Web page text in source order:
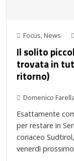
Focus News
Il solito
trovata in
ritorno)
Domenico Farella
Esattamente
per restare in
coriaceo
venerdì